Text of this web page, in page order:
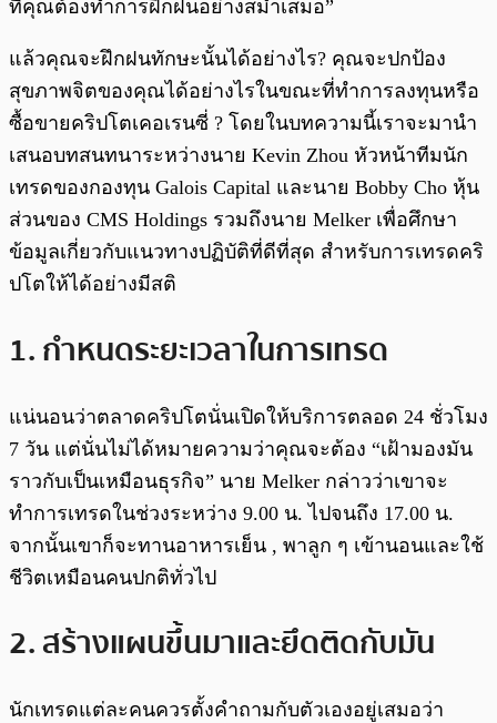
ที่คุณต้องทำการฝึกฝนอย่างสม่ำเสมอ”
แล้วคุณจะฝึกฝนทักษะนั้นได้อย่างไร? คุณจะปกป้อง
สุขภาพจิตของคุณได้อย่างไรในขณะที่ทำการลงทุนหรือ
ซื้อขายคริปโตเคอเรนซี่ ? โดยในบทความนี้เราจะมานำ
เสนอบทสนทนาระหว่างนาย Kevin Zhou หัวหน้าทีมนัก
เทรดของกองทุน Galois Capital และนาย Bobby Cho หุ้น
ส่วนของ CMS Holdings รวมถึงนาย Melker เพื่อศึกษา
ข้อมูลเกี่ยวกับแนวทางปฏิบัติที่ดีที่สุด สำหรับการเทรดคริ
ปโตให้ได้อย่างมีสติ
1. กำหนดระยะเวลาในการเทรด
แน่นอนว่าตลาดคริปโตนั่นเปิดให้บริการตลอด 24 ชั่วโมง
7 วัน แต่นั่นไม่ได้หมายความว่าคุณจะต้อง “เฝ้ามองมัน
ราวกับเป็นเหมือนธุรกิจ” นาย Melker กล่าวว่าเขาจะ
ทำการเทรดในช่วงระหว่าง 9.00 น. ไปจนถึง 17.00 น.
จากนั้นเขาก็จะทานอาหารเย็น , พาลูก ๆ เข้านอนและใช้
ชีวิตเหมือนคนปกติทั่วไป
2. สร้างแผนขึ้นมาและยึดติดกับมัน
นักเทรดแต่ละคนควรตั้งคำถามกับตัวเองอยู่เสมอว่า